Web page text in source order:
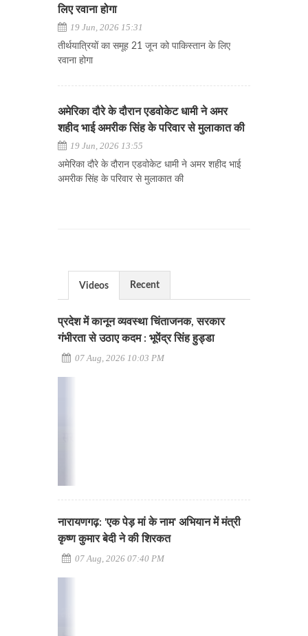
लिए रवाना होगा
19 Jun, 2026 15:31
तीर्थयात्रियों का समूह 21 जून को पाकिस्तान के लिए
रवाना होगा
अमेरिका दौरे के दौरान एडवोकेट धामी ने अमर
शहीद भाई अमरीक सिंह के परिवार से मुलाकात की
19 Jun, 2026 13:55
अमेरिका दौरे के दौरान एडवोकेट धामी ने अमर शहीद भाई
अमरीक सिंह के परिवार से मुलाकात की
Videos Recent
प्रदेश में कानून व्यवस्था चिंताजनक, सरकार
गंभीरता से उठाए कदम : भूपेंद्र सिंह हुड्डा
07 Aug, 2026 10:03 PM
नारायणगढ़: 'एक पेड़ मां के नाम' अभियान में मंत्री
कृष्ण कुमार बेदी ने की शिरकत
07 Aug, 2026 07:40 PM